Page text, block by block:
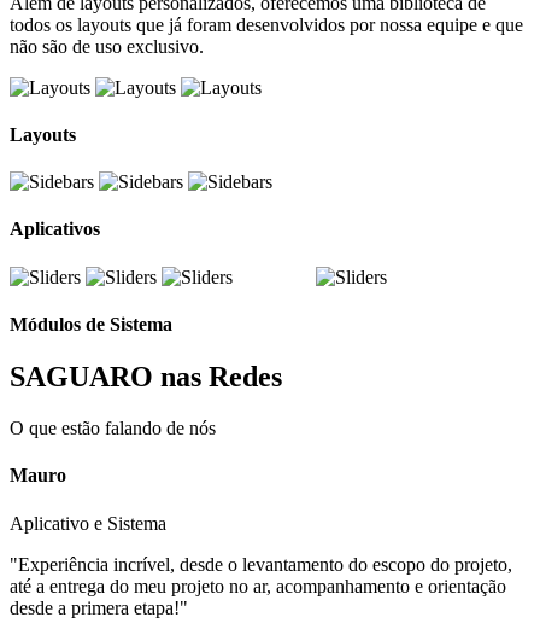
todos os layouts que já foram desenvolvidos por nossa equipe e que
não são de uso exclusivo.
Layouts
Aplicativos
Módulos de Sistema
SAGUARO nas Redes
O que estão falando de nós
Mauro
Aplicativo e Sistema
"Experiência incrível, desde o levantamento do escopo do projeto,
até a entrega do meu projeto no ar, acompanhamento e orientação
desde a primera etapa!"